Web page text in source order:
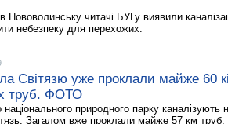
Нововолинську читачі БУГу виявили
небезпеку для перехожих.
Світязю уже проклали майже 60
труб. ФОТО
природного парку каналізують
Загалом вже проклали майже 57 км труб.